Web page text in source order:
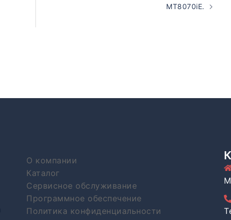
MT8070iE.
О компании
Каталог
Сервисное обслуживание
Программное обеспечение
Политика конфиденциальности